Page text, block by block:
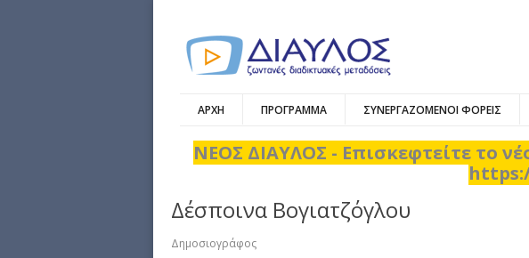
ΑΡΧΗ ΠΡΟΓΡΑΜΜΑ ΣΥΝΕΡΓΑΖΟΜΕΝΟΙ ΦΟΡΕΙΣ
ΝΕΟΣ ΔΙΑΥΛΟΣ - Επισκεφτείτε το
Δέσποινα Βογιατζόγλου
Δημοσιογράφος